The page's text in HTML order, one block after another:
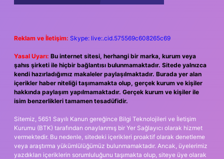
Reklam ve İletişim: Skype: live:.cid.575569c608265c69
Yasal Uyarı: Bu internet sitesi, herhangi bir marka, kurum veya
şahıs şirketi ile hiçbir bağlantısı bulunmamaktadır. Sitede yalnızca
kendi hazırladığımız makaleler paylaşılmaktadır. Burada yer alan
içerikler haber niteliği taşımamakta olup, gerçek kurum ve kişiler
hakkında paylaşım yapılmamaktadır. Gerçek kurum ve kişiler ile
isim benzerlikleri tamamen tesadüfidir.
Sitemiz, 5651 Sayılı Kanun gereğince Bilgi Teknolojileri ve İletişim
Kurumu (BTK) tarafından onaylanmış bir Yer Sağlayıcı olarak hizmet
vermektedir. Bu nedenle, sitedeki içerikleri proaktif olarak denetleme
veya araştırma yükümlülüğümüz bulunmamaktadır. Ancak, üyelerimiz
yazdıkları içeriklerin sorumluluğunu taşımakta olup, siteye üye olarak